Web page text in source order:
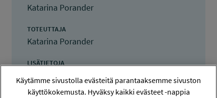
Katarina Porander
TOTEUTTAJA
Katarina Porander
LISÄTIETOJA
Katarina Porander
katapo@saunalahti.fi
Käytämme sivustolla evästeitä parantaaksemme sivuston
käyttökokemusta. Hyväksy kaikki evästeet -nappia